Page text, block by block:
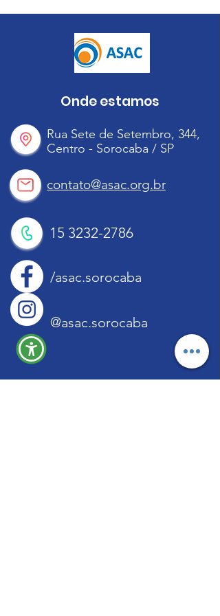
Onde estamos
Rua Sete de Setembro, 344,
Centro - Sorocaba / SP
contato@asac.org.br
15 3232-2786
/asac.sorocaba
@asac.sorocaba